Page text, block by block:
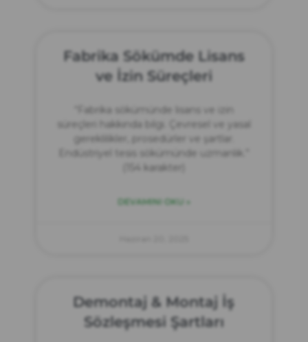
Fabrika Sökümde Lisans
ve İzin Süreçleri
“Fabrika sökümünde lisans ve izin
süreçleri hakkında bilgi. Çevresel ve yasal
gereklilikler, prosedürler ve şartlar.
Endüstriyel tesis sökümünde uzmanlık.”
(154 karakter)
DEVAMINI OKU »
Demontaj & Montaj İş
Sözleşmesi Şartları